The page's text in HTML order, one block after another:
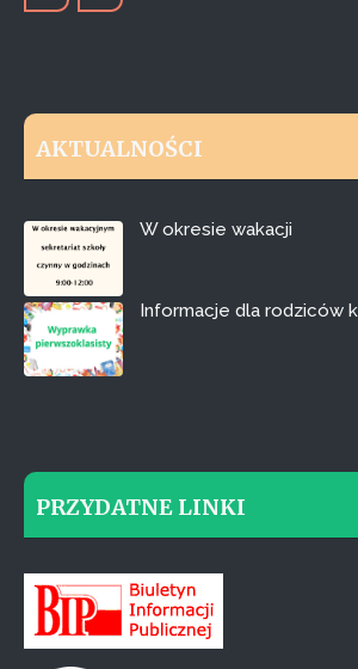
AKTUALNOŚCI
W okresie wakacji
Informacje dla rodziców
PRZYDATNE LINKI